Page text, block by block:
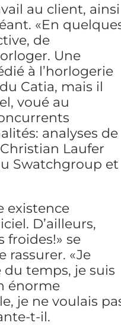
au client, ainsi
«En
de
Une
à l’horlogerie
Catia, mais il
voué au
analyses de
Laufer
Swatchgroup et
existence
D’ailleurs,
froides!» se
rassurer. «Je
temps, je suis
énorme
je ne voulais
t-il.